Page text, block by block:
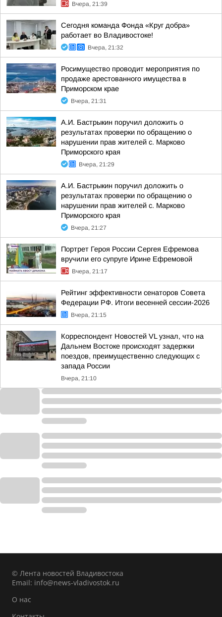
Вчера, 21:39
Сегодня команда Фонда «Круг добра»
работает во Владивостоке!
Вчера, 21:32
Росимущество проводит мероприятия по
продаже арестованного имущества в
Приморском крае
Вчера, 21:31
А.И. Бастрыкин поручил доложить о
результатах проверки по обращению о
нарушении прав жителей с. Марково
Приморского края
Вчера, 21:29
А.И. Бастрыкин поручил доложить о
результатах проверки по обращению о
нарушении прав жителей с. Марково
Приморского края
Вчера, 21:27
Портрет Героя России Сергея Ефремова
вручили его супруге Ирине Ефремовой
Вчера, 21:17
Рейтинг эффективности сенаторов Совета
Федерации РФ. Итоги весенней сессии-2026
Вчера, 21:15
Корреспондент Новостей VL узнал, что на
Дальнем Востоке происходят задержки
поездов, преимущественно следующих с
запада России
Вчера, 21:10
© Лента новостей Владивостока
Email: info@news-vladivostok.ru
О нас